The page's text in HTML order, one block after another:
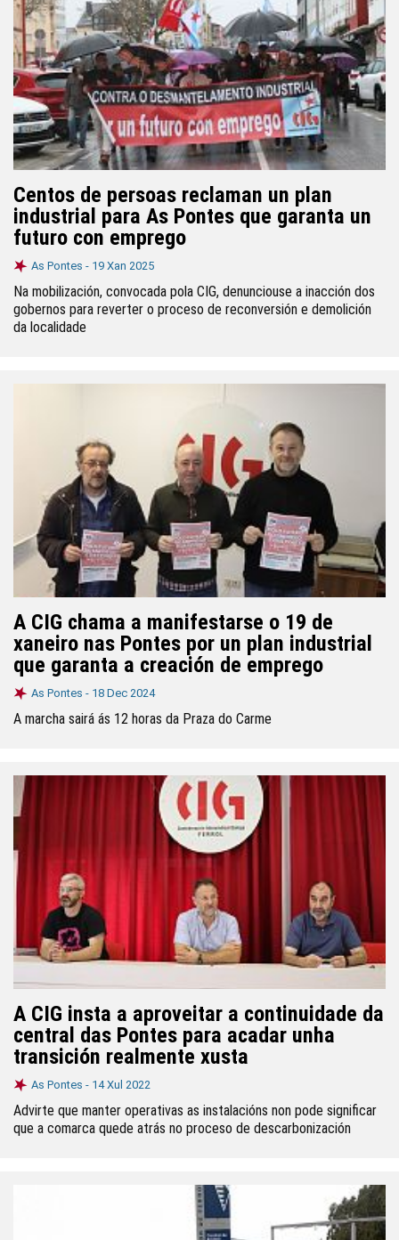
Centos de persoas reclaman un plan
industrial para As Pontes que garanta un
futuro con emprego
As Pontes - 19 Xan 2025
Na mobilización, convocada pola CIG, denunciouse a inacción dos
gobernos para reverter o proceso de reconversión e demolición
da localidade
A CIG chama a manifestarse o 19 de
xaneiro nas Pontes por un plan industrial
que garanta a creación de emprego
As Pontes - 18 Dec 2024
A marcha sairá ás 12 horas da Praza do Carme
A CIG insta a aproveitar a continuidade da
central das Pontes para acadar unha
transición realmente xusta
As Pontes - 14 Xul 2022
Advirte que manter operativas as instalacións non pode significar
que a comarca quede atrás no proceso de descarbonización